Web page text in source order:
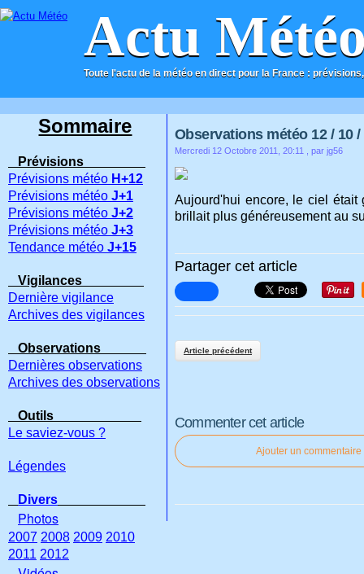
Actu
Toute l'actu de la météo en direct pour la France :
ACCUEIL CONTACT
Observations météo 12 / 10 /
Mercredi 12 Octobre 2011, 20:11 , par jg56
Aujourd'hui encore, le ciel
brillait plus généreusement au
Partager cet article
Article précédent
Commenter cet article
Ajouter un commentaire
Sommaire
Prévisions
Prévisions météo H+12
Prévisions météo J+1
Prévisions météo J+2
Prévisions météo J+3
Tendance météo J+15
Vigilances
Dernière vigilance
Archives des vigilances
Observations
Dernières observations
Archives des observations
Outils
Le saviez-vous ?
Légendes
Divers
Photos
2007 2008 2009 2010
2011 2012